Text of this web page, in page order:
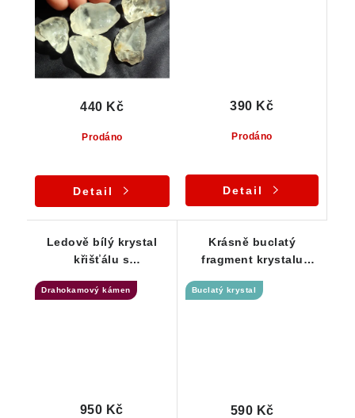
Prodáno
440 Kč
Detail
Prodáno
390 Kč
Detail
Ledově bílý krystal
křišťálu s
čistotou a náznakem
Drahokamový kámen
950 Kč
Krásně buclatý
fragment krystalu
Buclatý krystal
590 Kč